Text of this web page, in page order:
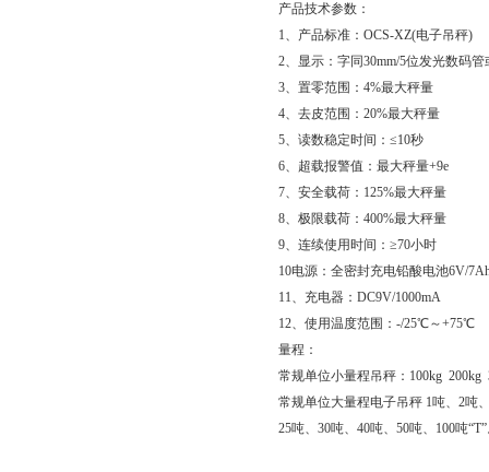
产品技术参数：
1、产品标准：OCS-XZ(电子吊秤)
2、显示：字同30mm/5位发光数码
3、置零范围：4%最大秤量
4、去皮范围：20%最大秤量
5、读数稳定时间：≤10秒
6、超载报警值：最大秤量+9e
7、安全载荷：125%最大秤量
8、极限载荷：400%最大秤量
9、连续使用时间：≥70小时
10电源：全密封充电铅酸电池6V/
11、充电器：DC9V/1000mA
12、使用温度范围：-/25℃～+75℃
量程：
常规单位小量程吊秤：100kg 200kg
常规单位大量程电子吊秤 1吨、2吨
25吨、30吨、40吨、50吨、100吨